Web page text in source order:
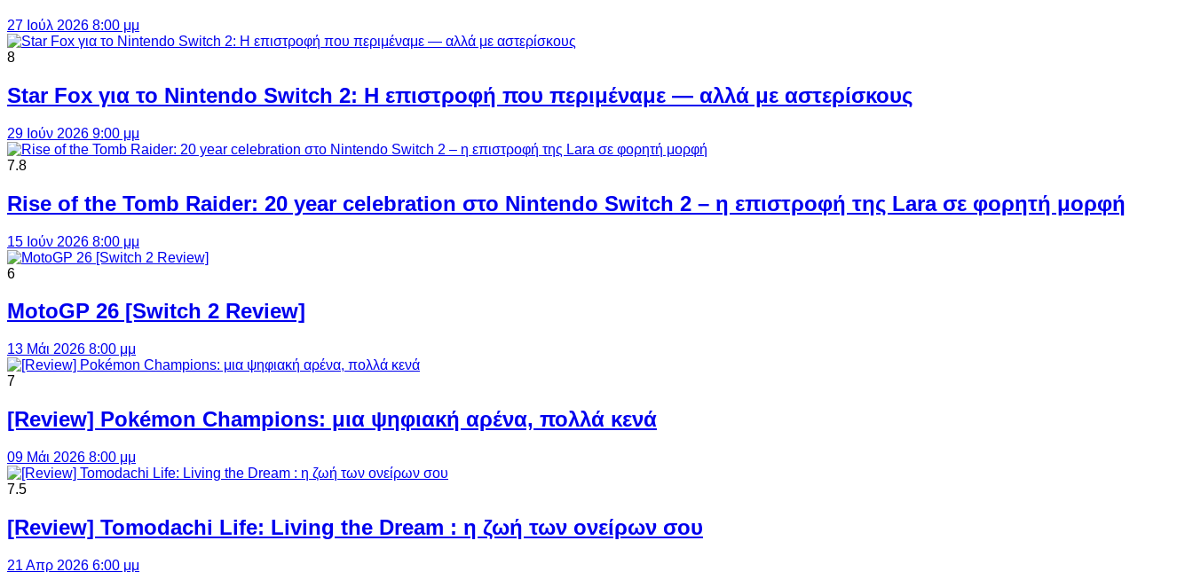
27 Ιούλ 2026 8:00 μμ
8
Star Fox για το Nintendo Switch 2: Η επιστροφή που περιμέναμε — αλλά με αστερίσκους
29 Ιούν 2026 9:00 μμ
7.8
Rise of the Tomb Raider: 20 year celebration στο Nintendo Switch 2 – η επιστροφή της Lara σε φορητή μορφή
15 Ιούν 2026 8:00 μμ
6
MotoGP 26 [Switch 2 Review]
13 Μάι 2026 8:00 μμ
7
[Review] Pokémon Champions: μια ψηφιακή αρένα, πολλά κενά
09 Μάι 2026 8:00 μμ
7.5
[Review] Tomodachi Life: Living the Dream : η ζωή των ονείρων σου
21 Απρ 2026 6:00 μμ